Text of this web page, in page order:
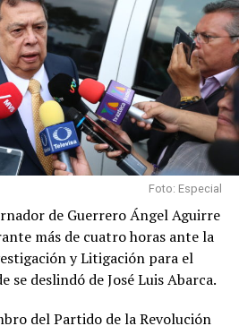
Foto: Especial
de Guerrero Ángel Aguirre
más de cuatro horas ante la
y Litigación para el
se deslindó de José Luis Abarca.
del Partido de la Revolución